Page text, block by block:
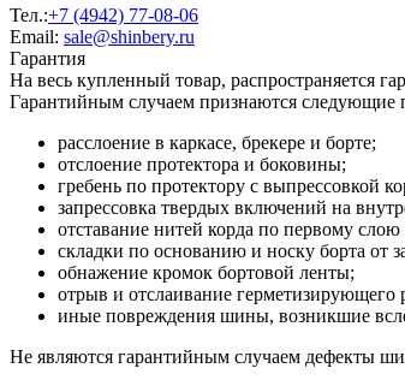
Тел.:+7 (4942) 77-08-06
Email: sale@shinbery.ru
Гарантия
На весь купленный товар, распространяется
Гарантийным случаем признаются следующие
расслоение в каркасе, брекере и борте;
отслоение протектора и боковины;
гребень по протектору с выпрессовкой
запрессовка твердых включений на
отставание нитей корда по первому слою
складки по основанию и носку борта от
обнажение кромок бортовой ленты;
отрыв и отслаивание герметизирующего
иные повреждения шины, возникшие
Не являются гарантийным случаем дефекты